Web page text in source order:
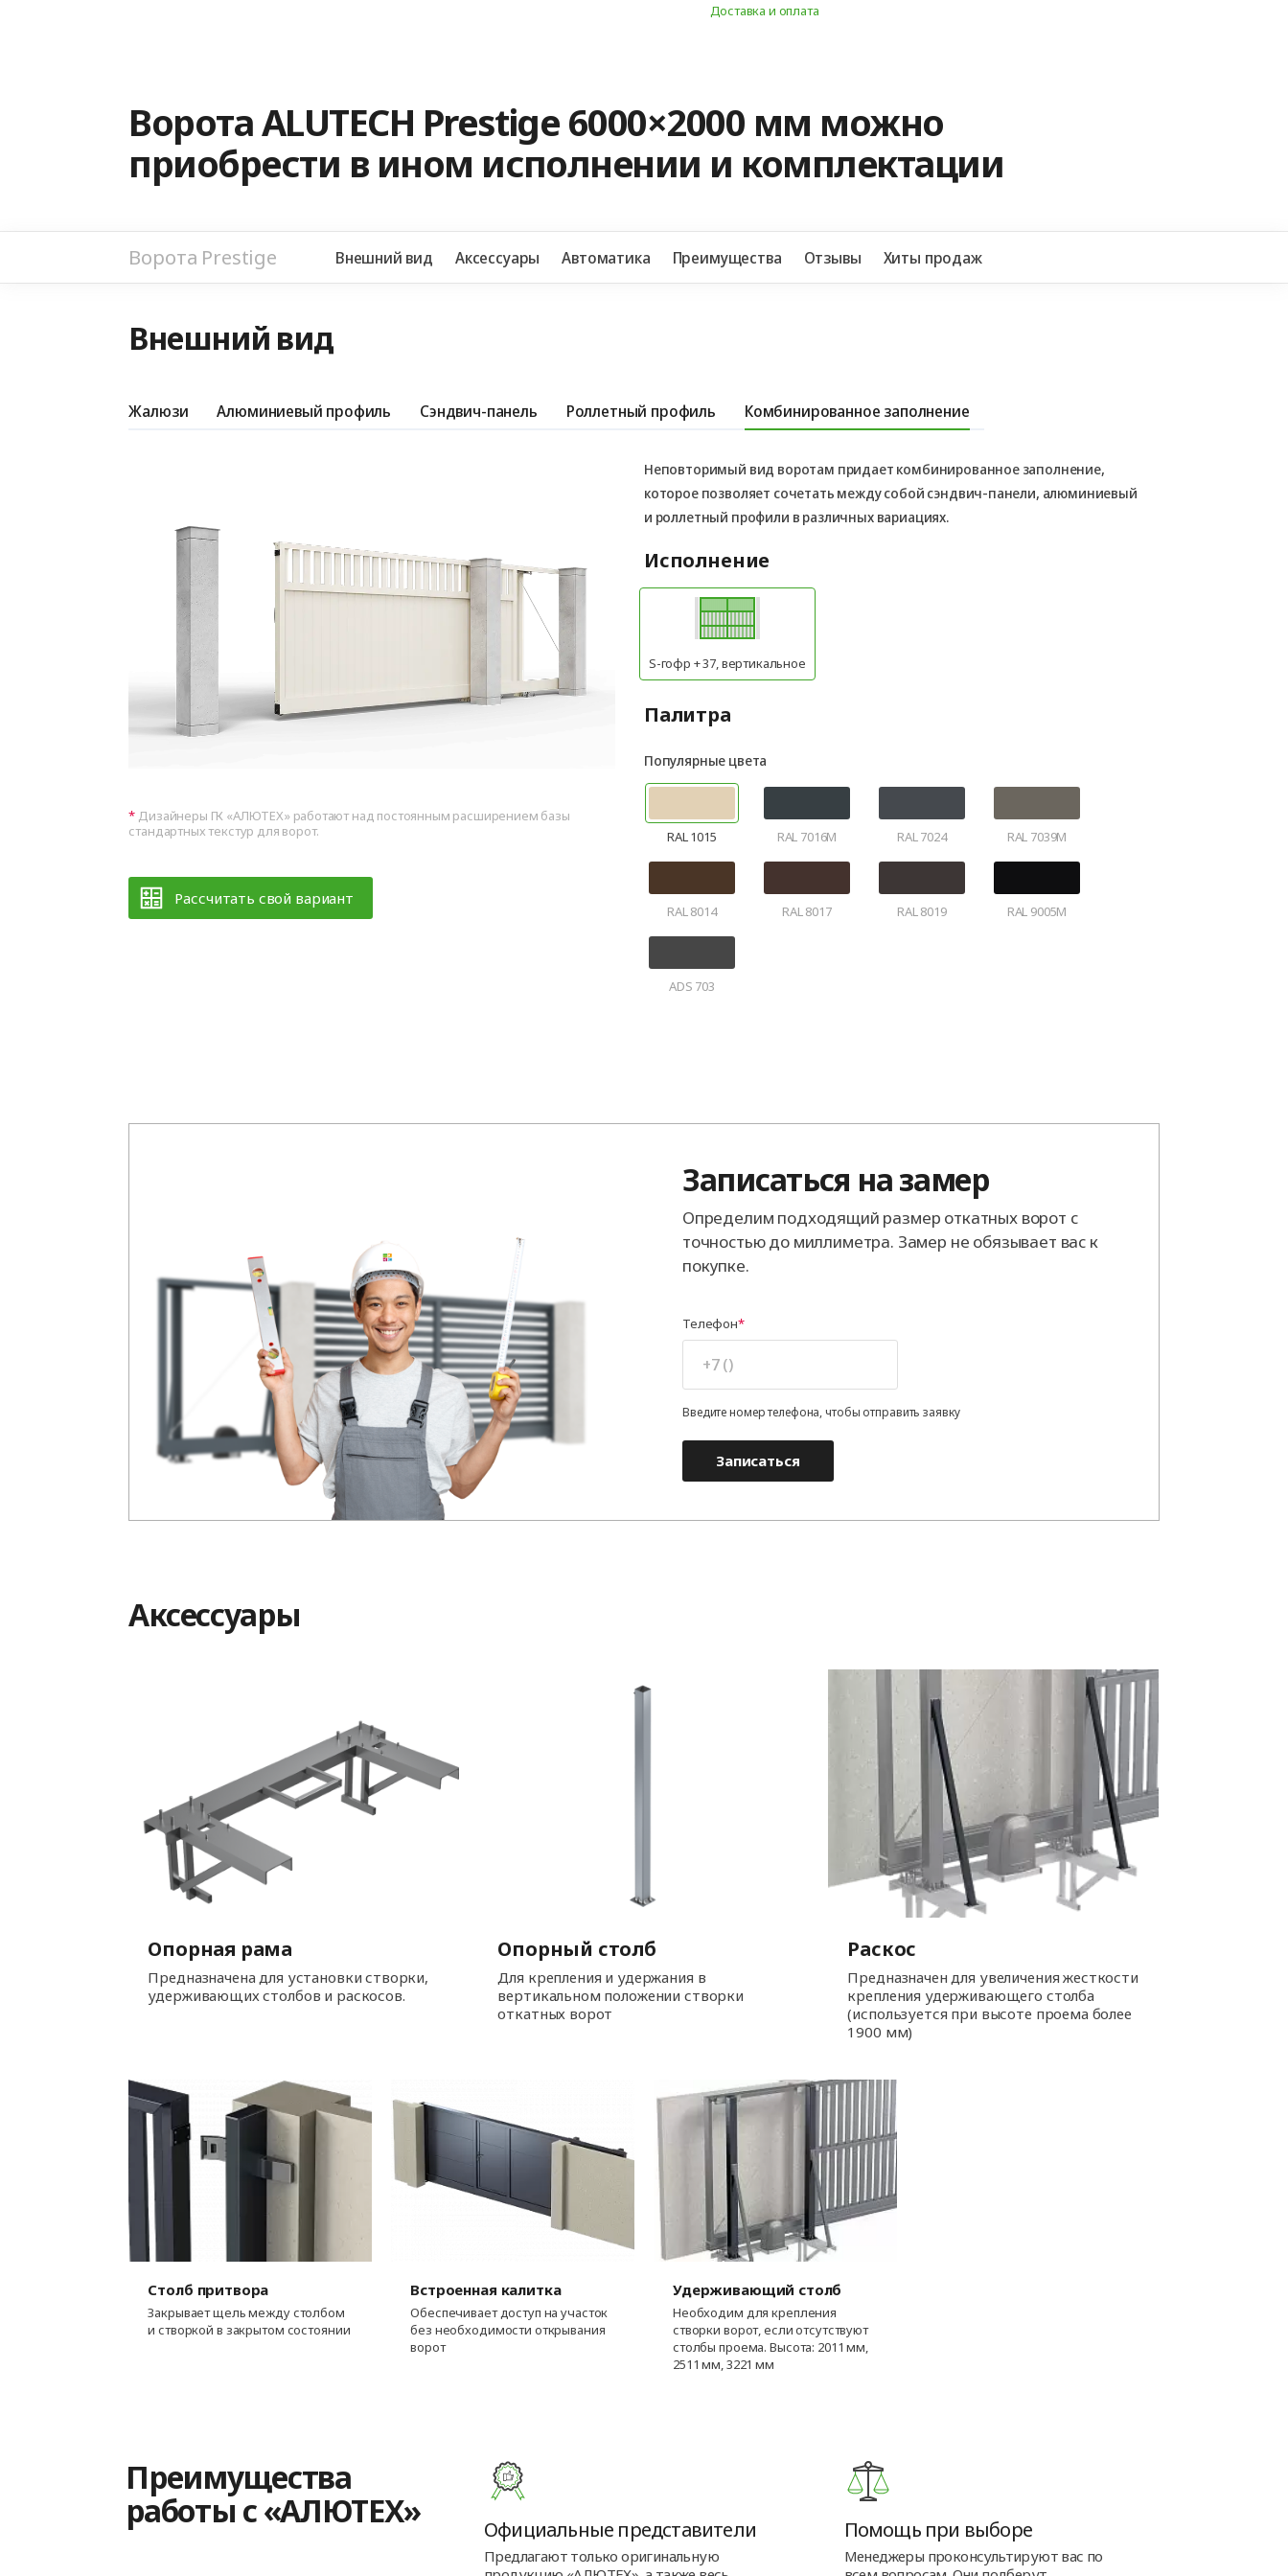
Доставка и оплата
Ворота ALUTECH Prestige 6000×2000 мм можно
приобрести в ином исполнении и комплектации
Ворота Prestige Внешний вид Аксессуары Автоматика Преимущества Отзывы Хиты продаж
Внешний вид
Жалюзи Алюминиевый профиль Сэндвич-панель Роллетный профиль Комбинированное заполнение
Дизайнеры ГК «АЛЮТЕХ» работают над постоянным расширением базы
стандартных текстур для ворот.
Рассчитать свой вариант
Неповторимый вид воротам придает комбинированное заполнение,
которое позволяет сочетать между собой сэндвич-панели, алюминиевый
и роллетный профили в различных вариациях.
Исполнение
S-гофр + 37, вертикальное
Палитра
Популярные цвета
RAL 1015 RAL 7016M RAL 7024 RAL 7039M
RAL 8014 RAL 8017 RAL 8019 RAL 9005M
ADS 703
Записаться на замер
Определим подходящий размер откатных ворот с
точностью до миллиметра. Замер не обязывает вас к
покупке.
Телефон
Введите номер телефона, чтобы отправить заявку
Записаться
Aксессуары
Опорная рама
Предназначена для установки створки,
удерживающих столбов и раскосов.
Опорный столб
Для крепления и удержания в
вертикальном положении створки
откатных ворот
Раскос
Предназначен для увеличения жесткости
крепления удерживающего столба
(используется при высоте проема более
1900 мм)
Столб притвора
Закрывает щель между столбом
и створкой в закрытом состоянии
Встроенная калитка
Обеспечивает доступ на участок
без необходимости открывания
ворот
Удерживающий столб
Необходим для крепления
створки ворот, если отсутствуют
столбы проема. Высота: 2011 мм,
2511 мм, 3221 мм
Преимущества
работы с «АЛЮТЕХ»
Официальные представители
Предлагают только оригинальную
Помощь при выборе
Менеджеры проконсультируют вас по